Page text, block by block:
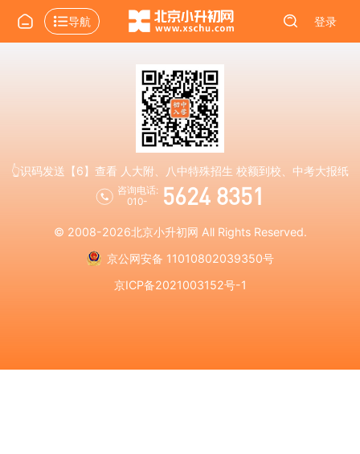
导航 登录
👆识码发送【6】查看 人大附、八中特殊招生 校额到校、中考大报纸
咨询电话:
010-
5624 8351
© 2008-2026北京小升初网 All Rights Reserved.
京公网安备 11010802039350号
京ICP备2021003152号-1